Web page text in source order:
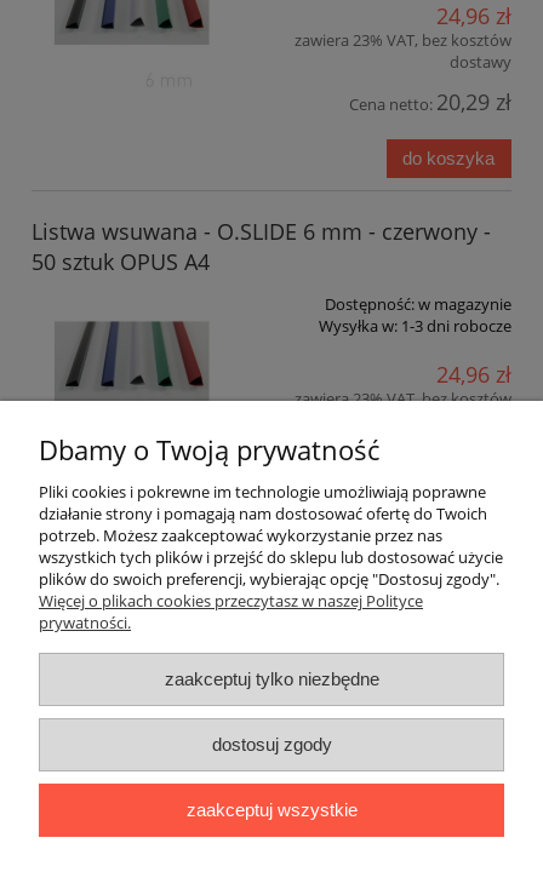
24,96 zł
zawiera 23% VAT, bez kosztów
dostawy
Cena netto: 20,29 zł
do koszyka
Listwa wsuwana - O.SLIDE 6 mm - czerwony -
50 sztuk OPUS A4
Dostępność:w magazynie
Wysyłka w: 1-3 dni robocze
24,96 zł
zawiera 23% VAT, bez kosztów
Cena netto:
do koszyka
« 1 2 3 »
Warunki zakupów
Moje konto
Informacje o sklepie
Dbamy o Twoją prywatność
Pliki cookies i pokrewne im technologie umożliwiają poprawne
działanie strony i pomagają nam dostosować ofertę do Twoich
potrzeb. Możesz zaakceptować wykorzystanie przez nas
wszystkich tych plików i przejść do sklepu lub dostosować użycie
plików do swoich preferencji, wybierając opcję "Dostosuj zgody".
Więcej o plikach cookies przeczytasz w naszej Polityce
prywatności.
zaakceptuj tylko niezbędne
dostosuj zgody
zaakceptuj wszystkie